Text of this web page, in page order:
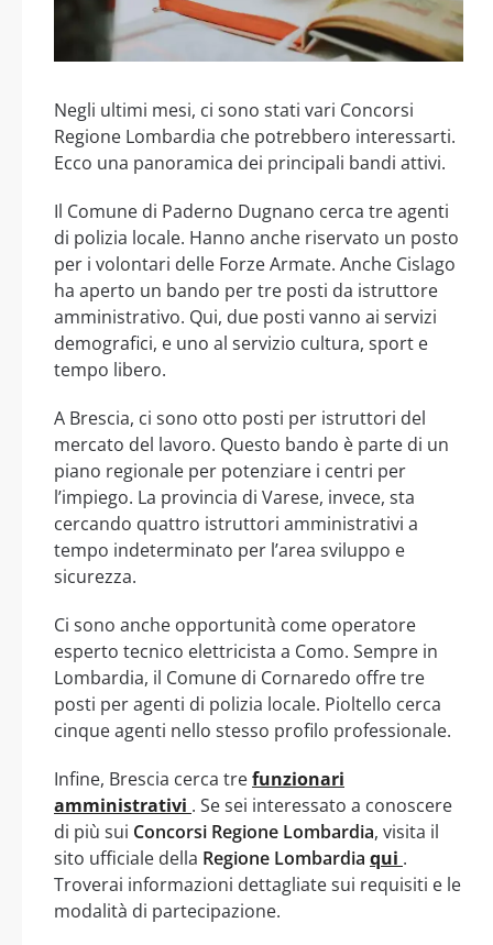
Negli ultimi mesi, ci sono stati vari Concorsi
Regione Lombardia che potrebbero interessarti.
Ecco una panoramica dei principali bandi attivi.
Il Comune di Paderno Dugnano cerca tre agenti
di polizia locale. Hanno anche riservato un posto
per i volontari delle Forze Armate. Anche Cislago
ha aperto un bando per tre posti da istruttore
amministrativo. Qui, due posti vanno ai servizi
demografici, e uno al servizio cultura, sport e
tempo libero.
A Brescia, ci sono otto posti per istruttori del
mercato del lavoro. Questo bando è parte di un
piano regionale per potenziare i centri per
l’impiego. La provincia di Varese, invece, sta
cercando quattro istruttori amministrativi a
tempo indeterminato per l’area sviluppo e
sicurezza.
Ci sono anche opportunità come operatore
esperto tecnico elettricista a Como. Sempre in
Lombardia, il Comune di Cornaredo offre tre
posti per agenti di polizia locale. Pioltello cerca
cinque agenti nello stesso profilo professionale.
Infine, Brescia cerca trefunzionari
amministrativi . Se sei interessato a conoscere
di più sui Concorsi Regione Lombardia, visita il
sito ufficiale della Regione Lombardia qui .
Troverai informazioni dettagliate sui requisiti e le
modalità di partecipazione.